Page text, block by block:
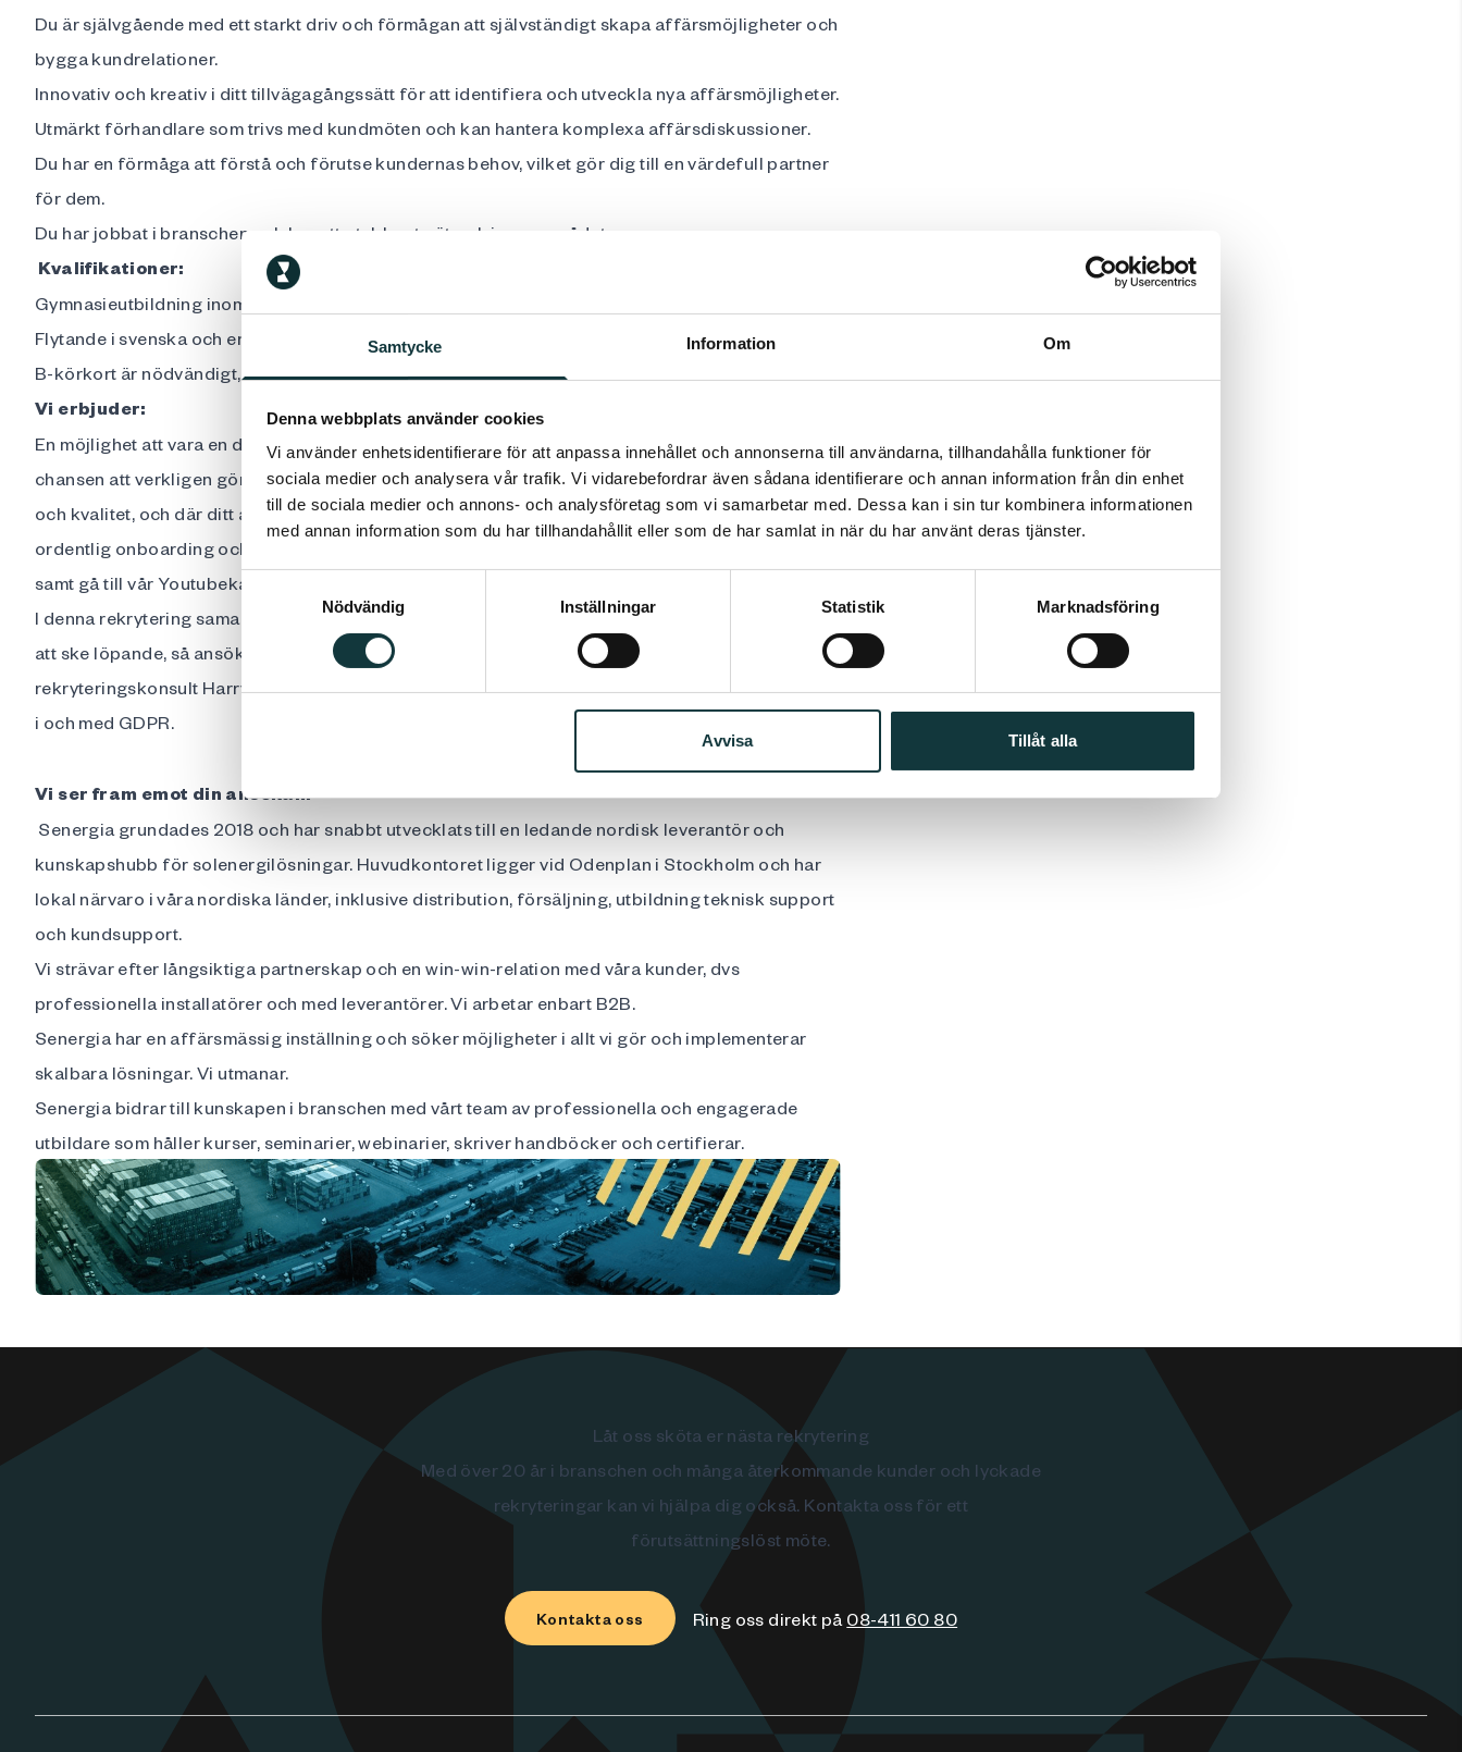
Samtycke Information Om
Denna webbplats använder cookies
Vi använder enhetsidentifierare för att anpassa innehållet och annonserna till användarna, tillhandahålla funktioner för
sociala medier och analysera vår trafik. Vi vidarebefordrar även sådana identifierare och annan information från din enhet
till de sociala medier och annons- och analysföretag som vi samarbetar med. Dessa kan i sin tur kombinera informationen
med annan information som du har tillhandahållit eller som de har samlat in när du har använt deras tjänster.
Samtyckesval
Nödvändig
Inställningar Statistik Marknadsföring
Avvisa Tillåt alla
Du är självgående med ett starkt driv och förmågan att självständigt skapa affärsmöjligheter och
bygga kundrelationer.
Innovativ och kreativ i ditt tillvägagångssätt för att identifiera och utveckla nya affärsmöjligheter.
Utmärkt förhandlare som trivs med kundmöten och kan hantera komplexa affärsdiskussioner.
Du har en förmåga att förstå och förutse kundernas behov, vilket gör dig till en värdefull partner
för dem.
Du har jobbat i branschen och har ett etablerat nätverk inom området
Kvalifikationer:
Gymnasieutbildning inom elektronik, teknik eller liknande relevant område.
Flytande i svenska och engelska, både i tal och skrift.
B-körkort är nödvändigt, då tjänsten innebär en del resande.
Vi erbjuder:
En möjlighet att vara en del av en snabbväxande och entreprenörsdriven organisation där du får
chansen att verkligen göra skillnad. Du blir en del av ett engagerat team som värderar innovation
och kvalitet, och där ditt arbete direkt bidrar till en mer hållbar framtid. Vi erbjuder vi givetvis
ordentlig onboarding och rikligt med chanser till vidareutbildning. Läs mer på
samt gå till vår Youtubekanal för mer information här:
I denna rekrytering samarbetar Senergia med Rubino Rekrytering. Intervjuer och urval kommer
att ske löpande, så ansök så snart som möjligt. Frågor kring tjänsten hänvisas till
rekryteringskonsult Harry Rubino på 0733-763930. Notera att vi ej tar emot ansökningar via mejl
i och med GDPR.
Vi ser fram emot din ansökan!
Senergia grundades 2018 och har snabbt utvecklats till en ledande nordisk leverantör och
kunskapshubb för solenergilösningar. Huvudkontoret ligger vid Odenplan i Stockholm och har
lokal närvaro i våra nordiska länder, inklusive distribution, försäljning, utbildning teknisk support
och kundsupport.
Vi strävar efter långsiktiga partnerskap och en win-win-relation med våra kunder, dvs
professionella installatörer och med leverantörer. Vi arbetar enbart B2B.
Senergia har en affärsmässig inställning och söker möjligheter i allt vi gör och implementerar
skalbara lösningar. Vi utmanar.
Senergia bidrar till kunskapen i branschen med vårt team av professionella och engagerade
utbildare som håller kurser, seminarier, webinarier, skriver handböcker och certifierar.
Låt oss sköta er nästa rekrytering
Med över 20 år i branschen och många återkommande kunder och lyckade
rekryteringar kan vi hjälpa dig också. Kontakta oss för ett
förutsättningslöst möte.
Kontakta oss Ring oss direkt på 08-411 60 80